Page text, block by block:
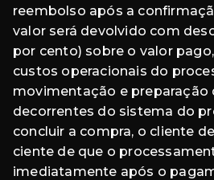
reembolso após a
valor será devolvido com
por cento) sobre o valor pago,
custos operacionais do
movimentação e preparação
decorrentes do sistema do
concluir a compra, o cliente
ciente de que o
imediatamente após o